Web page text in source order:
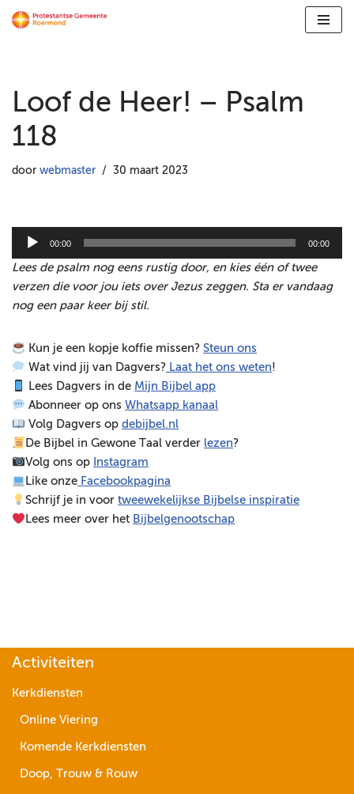
inhoud
Loof de Heer! – Psalm
118
door webmaster 30 maart 2023
d
i
o
p
e
e
r
00:00 00:00
Lees de psalm nog eens rustig door, en kies één of twee
verzen die voor jou iets over Jezus zeggen. Sta er vandaag
nog een paar keer bij stil.
Kun je een kopje koffie missen?Steun ons
Wat vind jij van Dagvers? Laat het ons weten!
Lees Dagvers in de Mijn Bijbel app
Abonneer op onsWhatsapp kanaal
Volg Dagvers opdebijbel.nl
De Bijbel in Gewone Taal verder lezen?
Volg ons op Instagram
Like onze Facebookpagina
Schrijf je in voortweewekelijkse Bijbelse inspiratie
Lees meer over het Bijbelgenootschap
Activiteiten
Kerkdiensten
Online Viering
Komende Kerkdiensten
Doop, Trouw & Rouw